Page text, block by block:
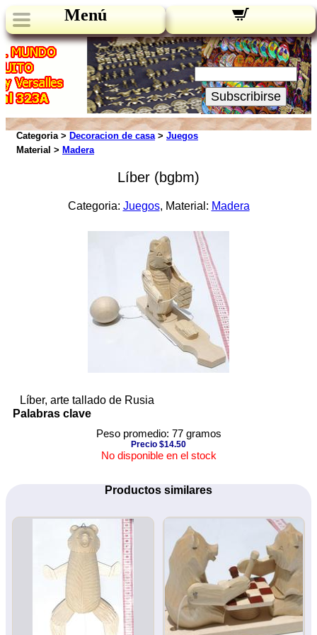
Menú
Novedades:
Su Email:
Subscribirse
Categoria > Decoracion de casa> Juegos
Material > Madera
Líber (bgbm)
Categoria: Juegos, Material: Madera
Líber, arte tallado de Rusia
Palabras clave
Peso promedio: 77 gramos
Precio $14.50
No disponible en el stock
Productos similares